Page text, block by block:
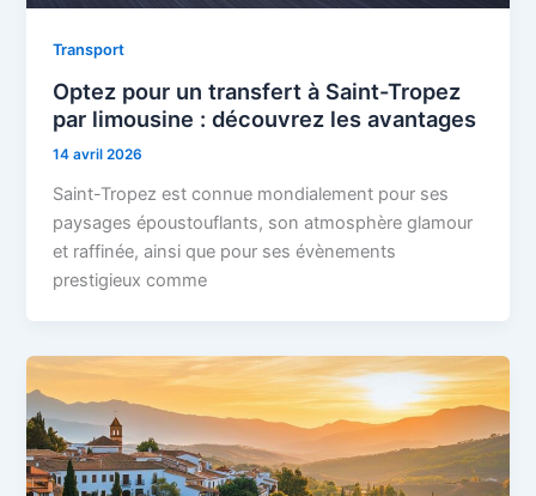
Transport
Optez pour un transfert à Saint-Tropez
par limousine : découvrez les avantages
14 avril 2026
Saint-Tropez est connue mondialement pour ses
paysages époustouflants, son atmosphère glamour
et raffinée, ainsi que pour ses évènements
prestigieux comme